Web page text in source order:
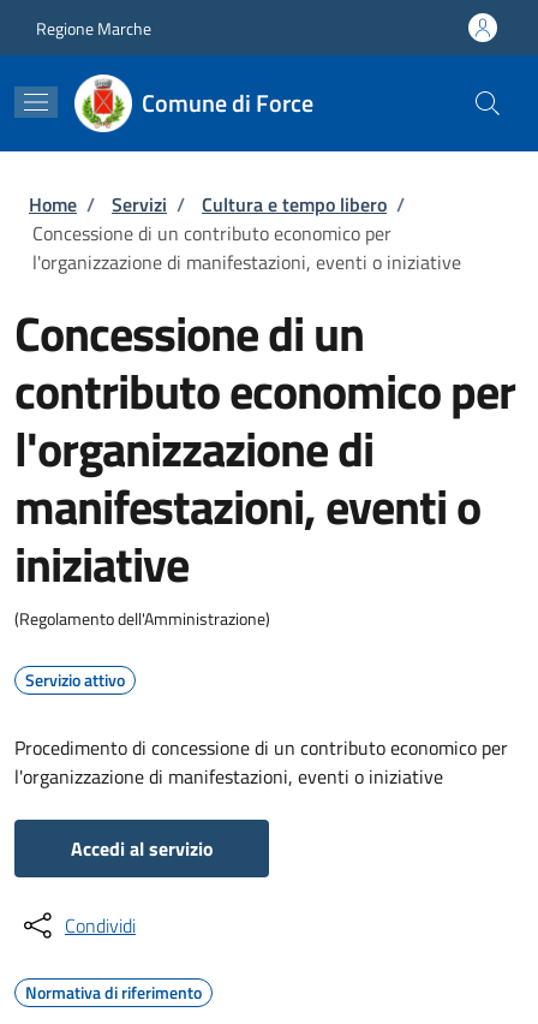
Regione Marche
Comune di Force
Briciole di pane
Home / Servizi / Cultura e tempo libero /
Concessione di un contributo economico per
l'organizzazione di manifestazioni, eventi o iniziative
Concessione di un
contributo economico per
l'organizzazione di
manifestazioni, eventi o
iniziative
(Regolamento dell'Amministrazione)
Servizio attivo
Procedimento di concessione di un contributo economico per
l'organizzazione di manifestazioni, eventi o iniziative
Accedi al servizio
Condividi
Normativa di riferimento